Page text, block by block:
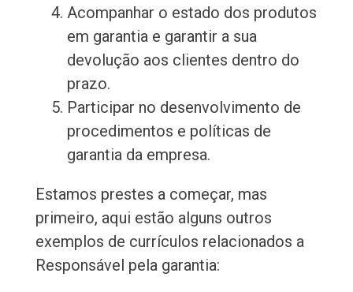
Acompanhar o estado dos produtos
em garantia e garantir a sua
devolução aos clientes dentro do
prazo.
Participar no desenvolvimento de
procedimentos e políticas de
garantia da empresa.
Estamos prestes a começar, mas
primeiro, aqui estão alguns outros
exemplos de currículos relacionados a
Responsável pela garantia: